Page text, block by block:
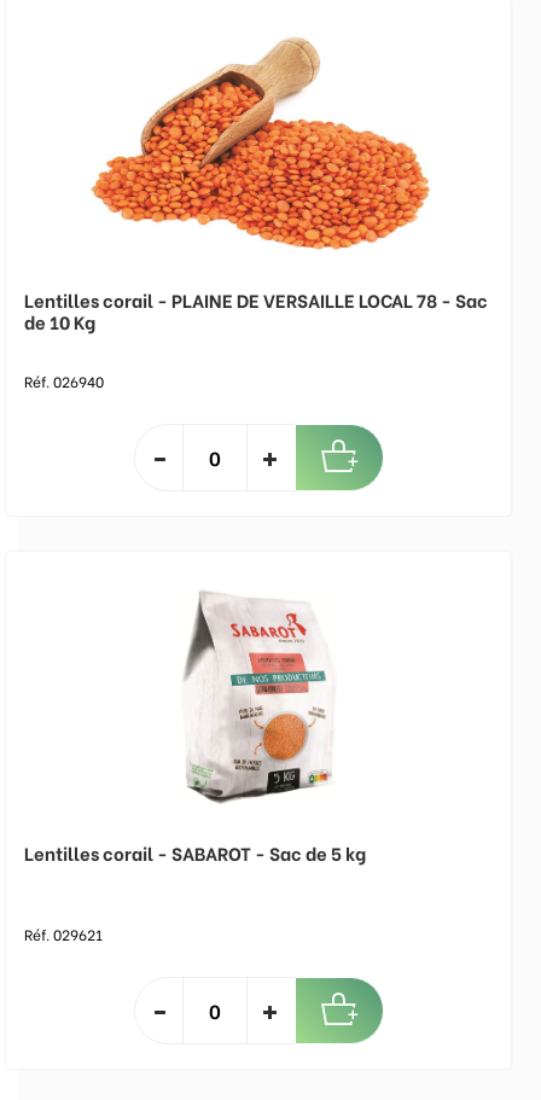
Lentilles corail - PLAINE DE VERSAILLE LOCAL 78 - Sac
de 10 Kg
Réf. 026940
Lentilles corail - SABAROT - Sac de 5 kg
Réf. 029621